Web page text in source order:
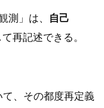
測」は、 自己
て再記述できる。
て、その都度再定義